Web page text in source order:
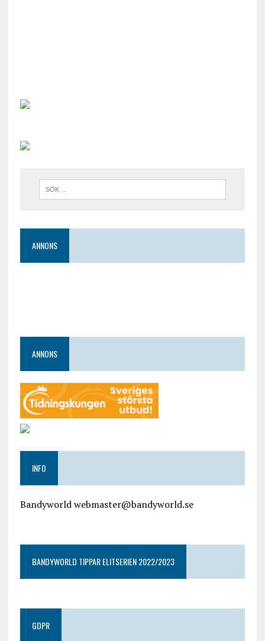
ANNONS
ANNONS
INFO
Bandyworld webmaster@bandyworld.se
BANDYWORLD TIPPAR ELITSERIEN 2022/2023
GDPR